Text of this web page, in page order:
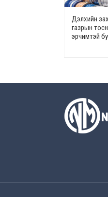
Дэлхийн
газрын
эрчимтэй